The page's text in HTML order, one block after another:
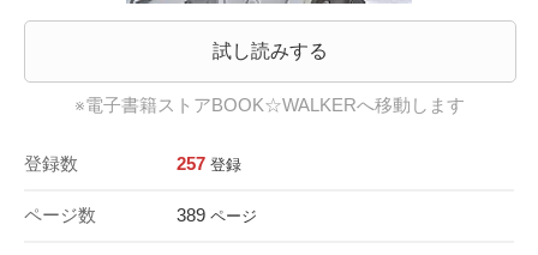
試し読みする
※電子書籍ストアBOOK☆WALKERへ移動します
登録数 257 登録
ページ数 389 ページ